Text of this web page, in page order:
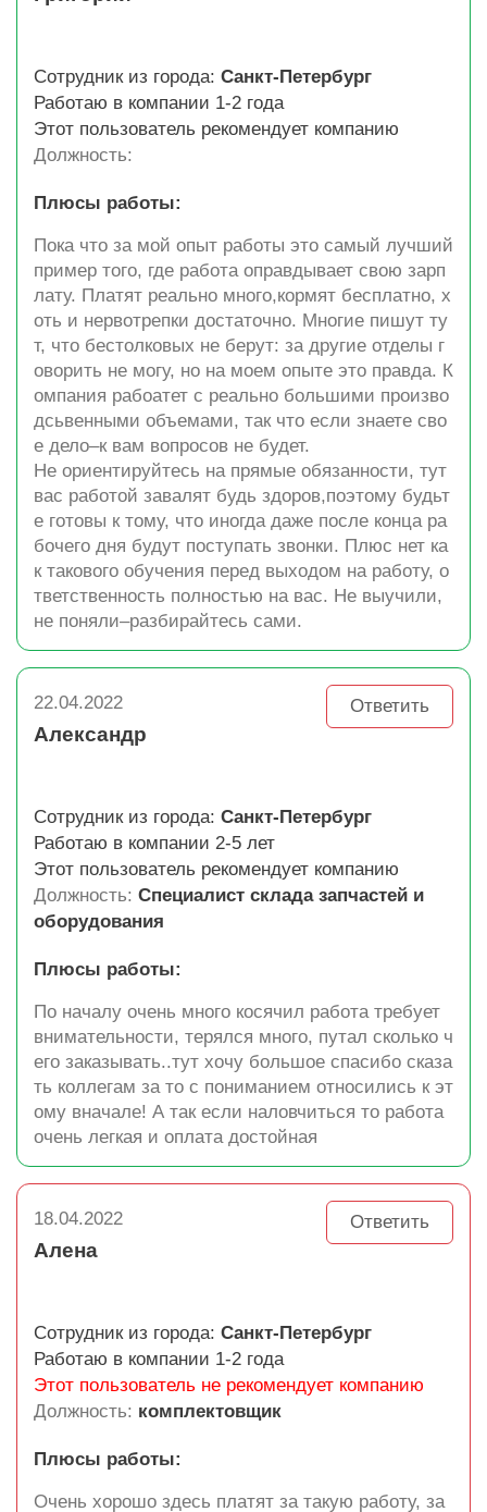
Сотрудник из города: Санкт-Петербург
Работаю в компании 1-2 года
Этот пользователь рекомендует компанию
Должность:
Плюсы работы:
Пока что за мой опыт работы это самый лучший
пример того, где работа оправдывает свою зарп
лату. Платят реально много,кормят бесплатно, х
оть и нервотрепки достаточно. Многие пишут ту
т, что бестолковых не берут: за другие отделы г
оворить не могу, но на моем опыте это правда. К
омпания рабоатет с реально большими произво
дсьвенными объемами, так что если знаете сво
е дело–к вам вопросов не будет.
Не ориентируйтесь на прямые обязанности, тут
вас работой завалят будь здоров,поэтому будьт
е готовы к тому, что иногда даже после конца ра
бочего дня будут поступать звонки. Плюс нет ка
к такового обучения перед выходом на работу, о
тветственность полностью на вас. Не выучили,
не поняли–разбирайтесь сами.
22.04.2022 Ответить
Александр
Сотрудник из города: Санкт-Петербург
Работаю в компании 2-5 лет
Этот пользователь рекомендует компанию
Должность: Специалист склада запчастей и
оборудования
Плюсы работы:
По началу очень много косячил работа требует
внимательности, терялся много, путал сколько ч
его заказывать..тут хочу большое спасибо сказа
ть коллегам за то с пониманием относились к эт
ому вначале! А так если наловчиться то работа
очень легкая и оплата достойная
18.04.2022 Ответить
Алена
Сотрудник из города: Санкт-Петербург
Работаю в компании 1-2 года
Этот пользователь не рекомендует компанию
Должность: комплектовщик
Плюсы работы:
Очень хорошо здесь платят за такую работу, за